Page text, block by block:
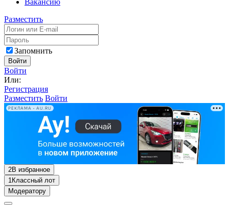
Вакансию
Разместить
Запомнить
Войти
Войти
Или:
Регистрация
Разместить Войти
РЕКЛАМА • AU.RU
2В избранное
1Классный лот
Модератору